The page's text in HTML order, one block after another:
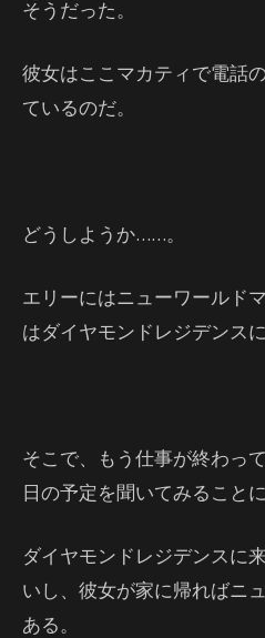
そうだった。
彼女はここマカティで電話
ているのだ。
どうしようか……。
エリーにはニューワールド
はダイヤモンドレジデンス
そこで、もう仕事が終わっ
日の予定を聞いてみることに
ダイヤモンドレジデンスに
いし、彼女が家に帰ればニ
ある。